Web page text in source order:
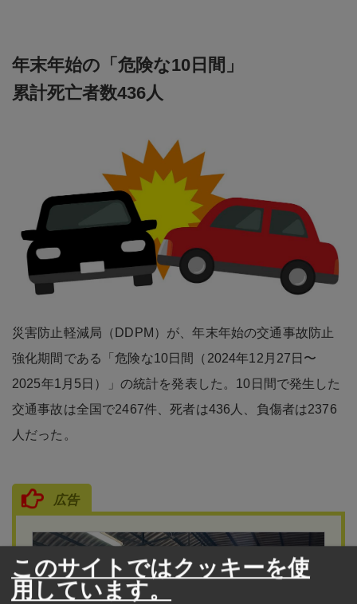
年末年始の「危険な10日間」
累計死亡者数436人
災害防止軽減局（DDPM）が、年末年始の交通事故防止
強化期間である「危険な10日間（2024年12月27日〜
2025年1月5日）」の統計を発表した。10日間で発生した
交通事故は全国で2467件、死者は436人、負傷者は2376
人だった。
広告
このサイトではクッキーを使
用しています。